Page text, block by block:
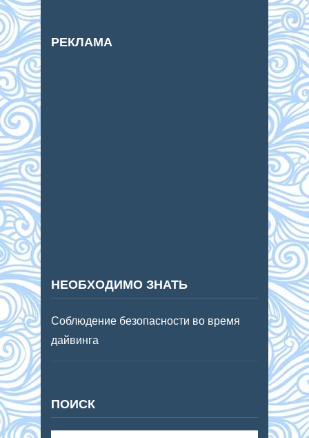
РЕКЛАМА
НЕОБХОДИМО ЗНАТЬ
Соблюдение безопасности во время
дайвинга
ПОИСК